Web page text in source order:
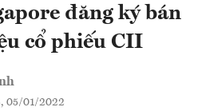
đăng ký bán
cổ phiếu CII
05/01/2022